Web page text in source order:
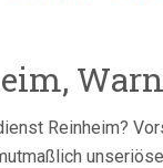
Reinheim?